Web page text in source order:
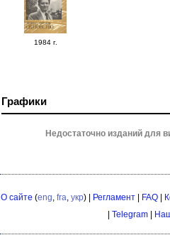
1984 г.
Графики
Недостаточно изданий для
О сайте (eng, fra, укр) | Регламент| FAQ|
Telegram